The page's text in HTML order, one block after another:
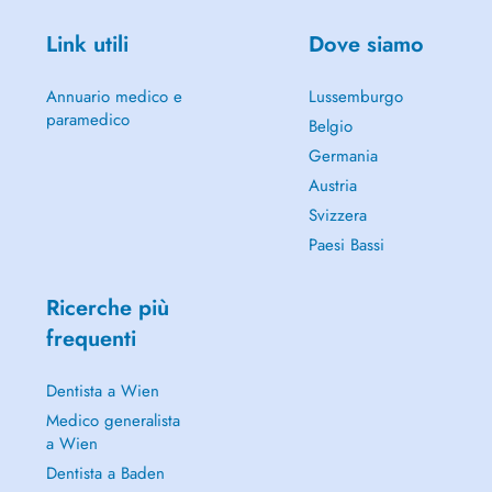
suspekten Krebsabstrichbefunden mittels Kolposkopie und ev. Biopsie.
des Universitätsspital Zürich konnte ich hierbei reichlich Erfahrung
sammeln.
Link utili
Annuario medico e
paramedico
Dove siamo
Lussemburgo
Belgio
Germania
Austria
Svizzera
Paesi Bassi
Ricerche più
frequenti
Dentista a Wien
Medico generalista
a Wien
Dentista a Baden